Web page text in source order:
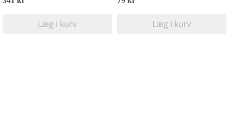
Læg i kurv Læg i kurv